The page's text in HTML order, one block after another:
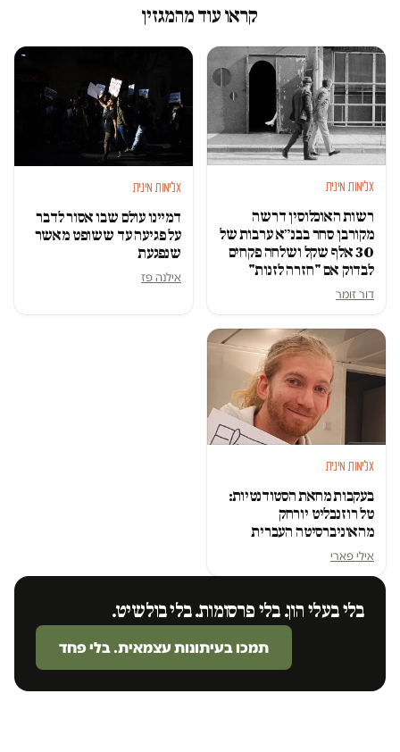
קראו עוד מהמגזין
אלימות מינית
רשות האוכלוסין דרשה
מקורבן סחר בבנ״א ערבות של
30 אלף שקל ושלחה פקחים
לבדוק אם "חזרה לזנות"
דור זומר
אלימות מינית
דמיינו עולם שבו אסור לדבר
על פגיעה עד ששופט מאשר
שנפגעת
אילנה פז
אלימות מינית
בעקבות מחאת הסטודנטיות:
טל רוזנבליט יורחק
מהאוניברסיטה העברית
אילי פארי
בלי בעלי הון. בלי פרסומות. בלי בולשיט.
תמכו בעיתונות עצמאית. בלי פחד